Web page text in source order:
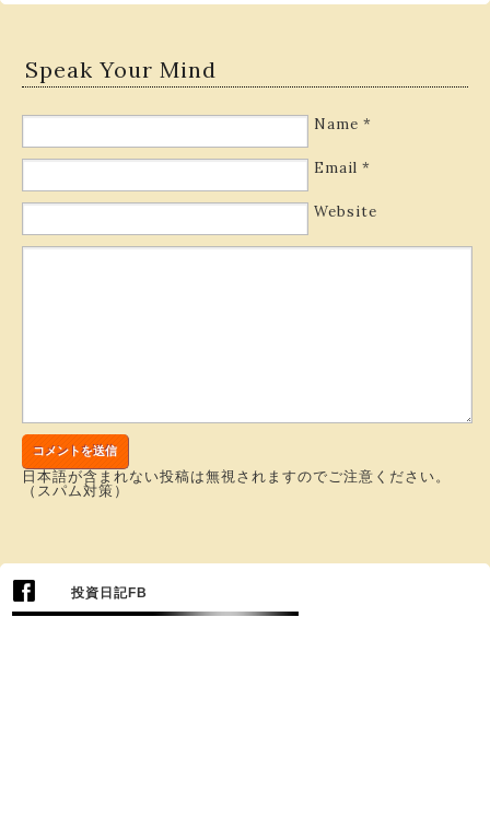
Speak Your Mind
Name *
Email *
Website
日本語が含まれない投稿は無視されますのでご注意ください。
（スパム対策）
投資日記FB